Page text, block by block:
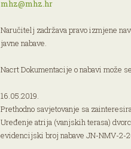
mhz@mhz.hr
Naručitelj zadržava pravo izmjene
javne nabave.
Nacrt Dokumentacije o nabavi može
16.05.2019.
Prethodno savjetovanje sa
Uređenje atrija (vanjskih terasa)
evidencijski broj nabave JN-NMV-2-